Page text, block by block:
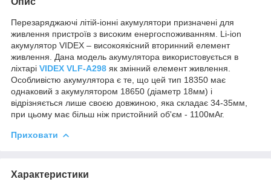
Перезаряджаючі літій-іонні акумулятори призначені для
живлення пристроїв з високим енергоспоживанням. Li-ion
акумулятор VIDEX – високоякісний вторинний елемент
живлення. Дана модель акумулятора використовується в
ліхтарі VIDEX VLF-A298 як змінний елемент живлення.
Особливістю акумулятора є те, що цей тип 18350 має
однаковий з акумулятором 18650 (діаметр 18мм) і
відрізняється лише своєю довжиною, яка складає 34-35мм,
при цьому має більш ніж пристойний об'єм - 1100мАг.
Приховати
Характеристики